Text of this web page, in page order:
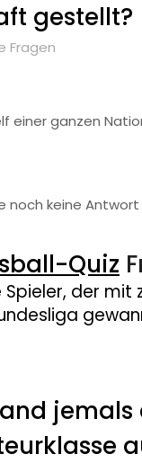
gestellt?
Fragen
einer ganzen
noch keine
Quiz
der mit